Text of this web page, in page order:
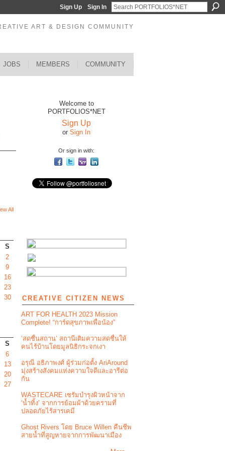
Sign Up Sign In
ART & DESIGN COMMUNITY
JOBS MEMBERS COMMUNITY
All
S
2
9
16
23
30
S
6
13
20
27
Welcome to
PORTFOLIOS*NET
Sign Up
or Sign In
Or sign in with:
CREATIVE CITIZEN NEWS
ART FOR HEALTH 2023 Mission
Complete! “การ์ดสุขภาพเพื่อน้อง”
‘สดชื่นสถาน’ สถานีเติมความสดชื่นให้
คนไร้บ้านโดยมูลนิธิกระจกเงา
อรุณี อธิภาพงศ์ ผู้ร่วมก่อตั้ง AriAround
มุ่งสร้างสังคมแห่งความใจดีและอารีต่อ
กัน
WASTECARE เซรัมบำรุงผิวหน้าจาก
‘น้ำทิ้ง’ จากการย้อมผ้าด้วยครามที่
ปลอดภัยไร้สารเคมี
Ghost Rivers โดย Bruce Willen คืนชีพ
สายน้ำที่สูญหายจากการพัฒนาเมือง